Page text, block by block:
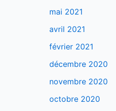
mai 2021
avril 2021
février 2021
décembre 2020
novembre 2020
octobre 2020